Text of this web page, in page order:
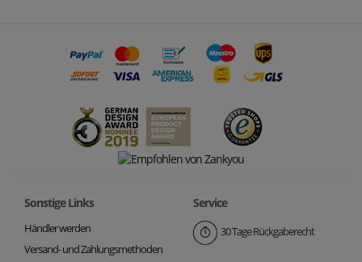
Sonstige Links
Händler werden
Versand- und Zahlungsmethoden
Service
30 Tage Rückgaberecht